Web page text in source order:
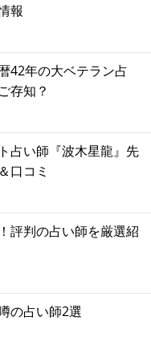
報
42年の大ベテラン占
存知？
占い師『波木星龍』先
口コミ
評判の占い師を厳選紹
の占い師2選